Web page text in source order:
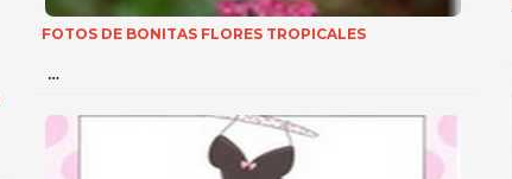
FOTOS DE BONITAS FLORES TROPICALES
…